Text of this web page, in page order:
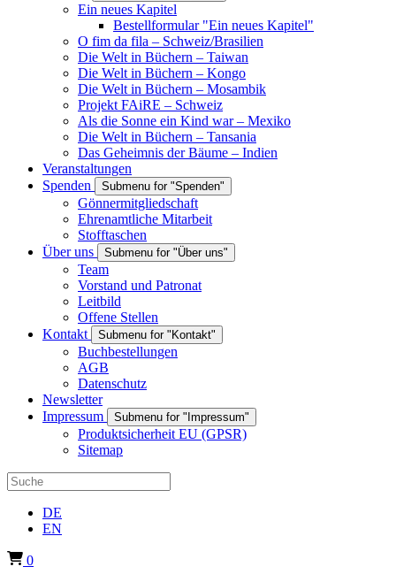
Ein neues Kapitel
Bestellformular "Ein neues Kapitel"
O fim da fila – Schweiz/Brasilien
Die Welt in Büchern – Taiwan
Die Welt in Büchern – Kongo
Die Welt in Büchern – Mosambik
Projekt FAiRE – Schweiz
Als die Sonne ein Kind war – Mexiko
Die Welt in Büchern – Tansania
Das Geheimnis der Bäume – Indien
Veranstaltungen
Spenden
Submenu for "Spenden"
Gönnermitgliedschaft
Ehrenamtliche Mitarbeit
Stofftaschen
Über uns
Submenu for "Über uns"
Team
Vorstand und Patronat
Leitbild
Offene Stellen
Kontakt
Submenu for "Kontakt"
Buchbestellungen
AGB
Datenschutz
Newsletter
Impressum
Submenu for "Impressum"
Produktsicherheit EU (GPSR)
Sitemap
DE
EN
0